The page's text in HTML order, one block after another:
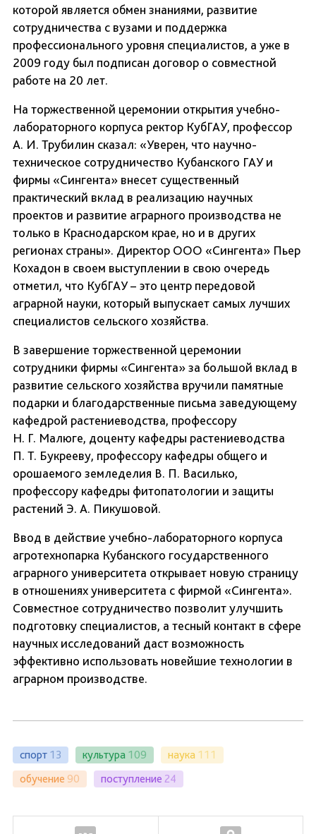
которой является обмен знаниями, развитие
сотрудничества с вузами и поддержка
профессионального уровня специалистов, а уже в
2009 году был подписан договор о совместной
работе на 20 лет.
На торжественной церемонии открытия учебно-
лабораторного корпуса ректор КубГАУ, профессор
А. И. Трубилин сказал: «Уверен, что научно-
техническое сотрудничество Кубанского ГАУ и
фирмы «Сингента» внесет существенный
практический вклад в реали­зацию научных
проектов и развитие аграрного производства не
только в Краснодарском крае, но и в других
регионах страны». Директор ООО «Сингента» Пьер
Кохадон в своем выступлении в свою очередь
отметил, что КубГАУ – это центр передовой
аграрной науки, который выпускает самых лучших
специалистов сельского хозяйства.
В завершение торжественной церемонии
сотрудники фирмы «Сингента» за большой вклад в
развитие сельского хозяйства вручили памятные
подарки и благодарственные письма заведующему
кафедрой растениеводства, профессору
Н. Г. Малюге, доценту кафедры растениеводства
П. Т. Букрееву, профессору кафедры общего и
орошаемого земледелия В. П. Василько,
профессору кафедры фитопатологии и защиты
растений Э. А. Пикушовой.
Ввод в действие учебно-лабораторного корпуса
агротехнопарка Кубанского государственного
аграрного университета открывает новую страницу
в отношениях университета с фирмой «Сингента».
Совместное сотрудничество позволит улучшить
подготовку специалистов, а тесный контакт в сфере
научных исследований даст возможность
эффективно использовать новейшие технологии в
аграрном производстве.
спорт 13 культура 109 наука 111
обучение 90 поступление 24